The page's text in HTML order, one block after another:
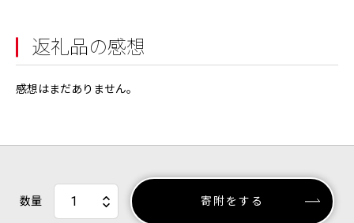
返礼品の感想
感想はまだありません。
数量 寄附をする